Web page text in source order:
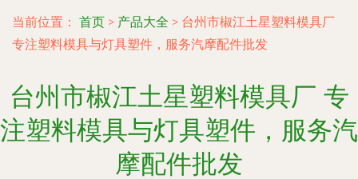
当前位置： 首页 > 产品大全 > 台州市椒江土星塑料模具厂
专注塑料模具与灯具塑件，服务汽摩配件批发
台州市椒江土星塑料模具厂 专
注塑料模具与灯具塑件，服务汽
摩配件批发